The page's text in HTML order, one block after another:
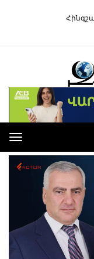
Toggle
navigation